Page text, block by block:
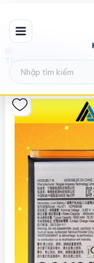
Thay Pin Samsusng M11